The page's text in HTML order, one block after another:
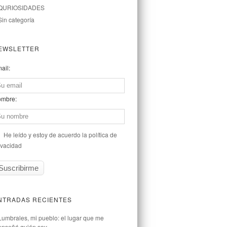
categoría
He leído y estoy de acuerdo la política de
RECIENTES
mi pueblo: el lugar que me